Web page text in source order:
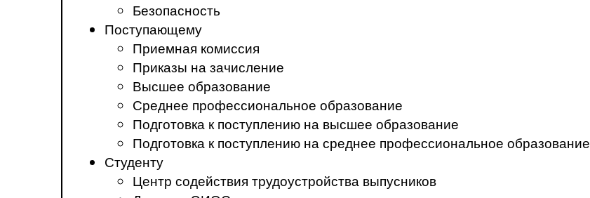
Безопасность
Поступающему
Приемная комиссия
Приказы на зачисление
Высшее образование
Среднее профессиональное образование
Подготовка к поступлению на высшее образование
Подготовка к поступлению на среднее профессиональное образование
Студенту
Центр содействия трудоустройства выпусников